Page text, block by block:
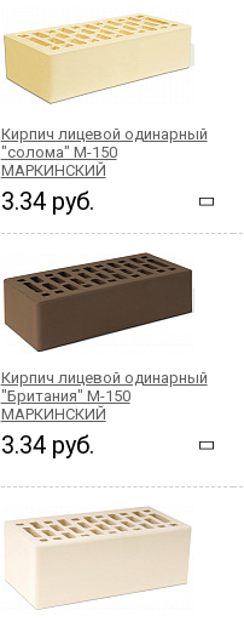
Кирпич лицевой одинарный
"солома" М-150
МАРКИНСКИЙ
3.34 руб.
Кирпич лицевой одинарный
"Британия" М-150
МАРКИНСКИЙ
3.34 руб.